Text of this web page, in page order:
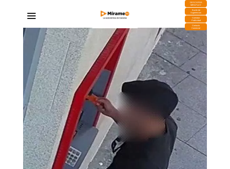
DESCARGA
MIRAPLAY
Buzón de
Sugerencias
Contratar
Publicidad
Contacto
Comercial